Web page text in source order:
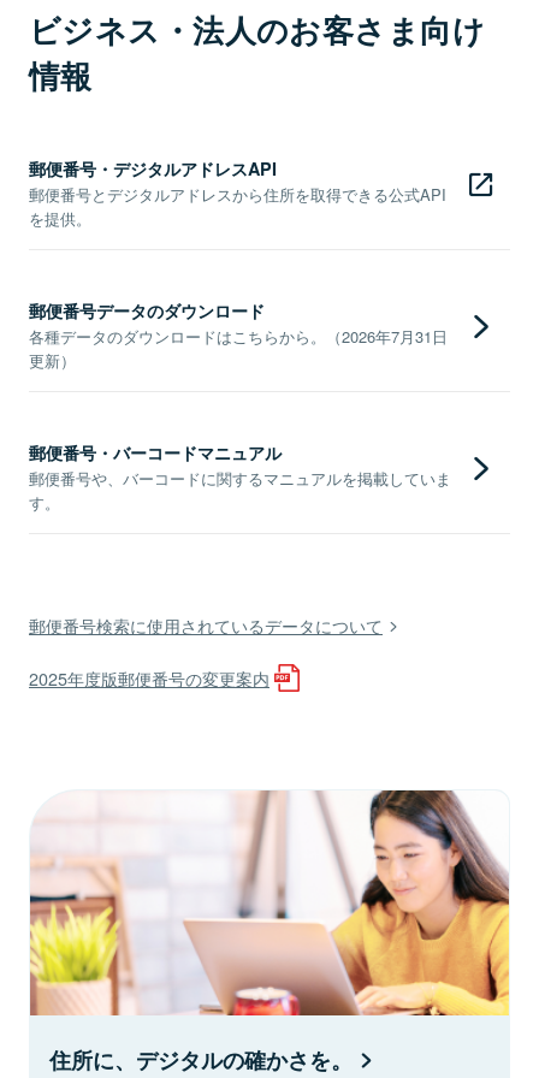
ビジネス・法人のお客さま向け
情報
郵便番号・デジタルアドレスAPI
郵便番号とデジタルアドレスから住所を取得できる公式API
を提供。
郵便番号データのダウンロード
各種データのダウンロードはこちらから。（2026年7月31日
更新）
郵便番号・バーコードマニュアル
郵便番号や、バーコードに関するマニュアルを掲載していま
す。
郵便番号検索に使用されているデータについて
2025年度版郵便番号の変更案内
住所に、デジタルの確かさを。